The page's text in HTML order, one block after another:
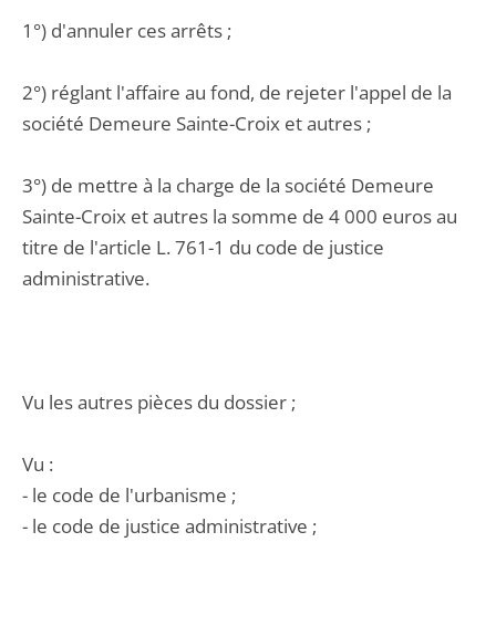
1°) d'annuler ces arrêts ;
2°) réglant l'affaire au fond, de rejeter l'appel de la
société Demeure Sainte-Croix et autres ;
3°) de mettre à la charge de la société Demeure
Sainte-Croix et autres la somme de 4 000 euros au
titre de l'article L. 761-1 du code de justice
administrative.
Vu les autres pièces du dossier ;
Vu :
- le code de l'urbanisme ;
- le code de justice administrative ;